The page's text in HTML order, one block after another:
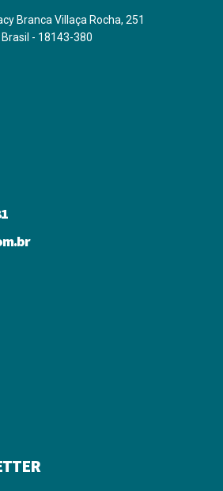
Branca Villaça Rocha, 251
- 18143-380